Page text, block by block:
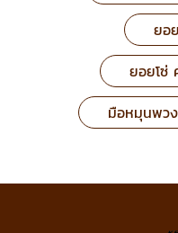
ยอ
ยอยโซ่
มือหมุนพว